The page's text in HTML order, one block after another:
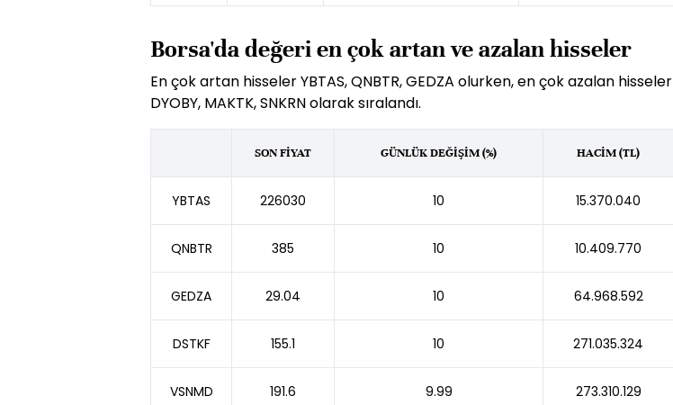
Borsa'da değeri en çok artan ve azalan hisseler
En çok artan hisseler YBTAS, QNBTR, GEDZA olurken, en çok azalan hisseler
DYOBY, MAKTK, SNKRN olarak sıralandı.
SON FİYAT GÜNLÜK DEĞİŞİM (%) HACİM (TL)
YBTAS 226030 10 15.370.040
QNBTR 385 10 10.409.770
GEDZA 29.04 10 64.968.592
DSTKF 155.1 10 271.035.324
VSNMD 191.6 9.99 273.310.129